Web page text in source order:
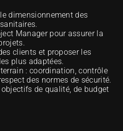
dimensionnement des
Manager pour assurer la
clients et proposer les
plus adaptées.
: coordination, contrôle
des normes de sécurité.
de qualité, de budget